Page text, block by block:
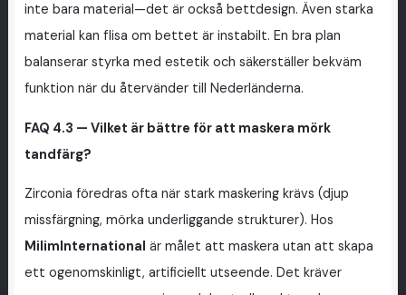
inte bara material—det är också bettdesign. Även starka
material kan flisa om bettet är instabilt. En bra plan
balanserar styrka med estetik och säkerställer bekväm
funktion när du återvänder till Nederländerna.
FAQ 4.3 — Vilket är bättre för att maskera mörk
tandfärg?
Zirconia föredras ofta när stark maskering krävs (djup
missfärgning, mörka underliggande strukturer). Hos
MilimInternational är målet att maskera utan att skapa
ett ogenomskinligt, artificiellt utseende. Det kräver